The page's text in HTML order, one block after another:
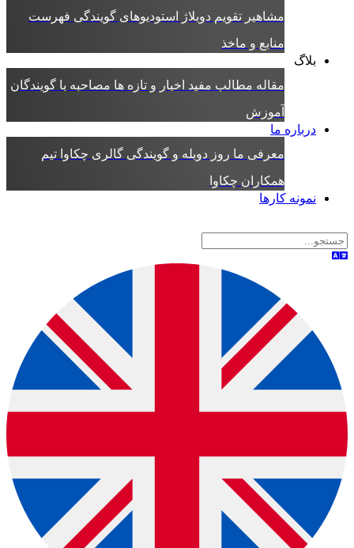
مشاهیرتقویم دوبلاژاستودیوهای گویندگیفهرست
منابع و ماخذ
بلاگ
مقالهمطالب مفیداخبار و تازه ها مصاحبه با گویندگان
آموزش
درباره ما
معرفی ماروز دوبله و گویندگیگالری چکاواتیم
همکاران چکاوا
نمونه کارها